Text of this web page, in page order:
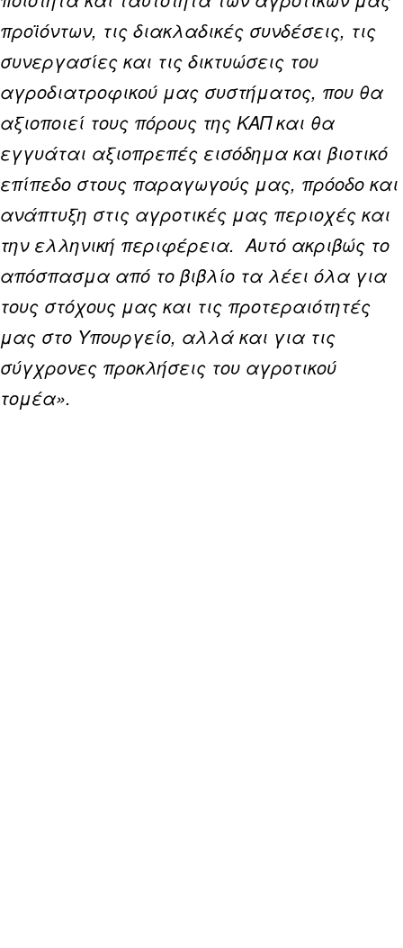
προϊόντων, τις διακλαδικές συνδέσεις, τις
συνεργασίες και τις δικτυώσεις του
αγροδιατροφικού μας συστήματος, που θα
αξιοποιεί τους πόρους της ΚΑΠ και θα
εγγυάται αξιοπρεπές εισόδημα και βιοτικό
επίπεδο στους παραγωγούς μας, πρόοδο και
ανάπτυξη στις αγροτικές μας περιοχές και
την ελληνική περιφέρεια. Αυτό ακριβώς το
απόσπασμα από το βιβλίο τα λέει όλα για
τους στόχους μας και τις προτεραιότητές
μας στο Υπουργείο, αλλά και για τις
σύγχρονες προκλήσεις του αγροτικού
τομέα».